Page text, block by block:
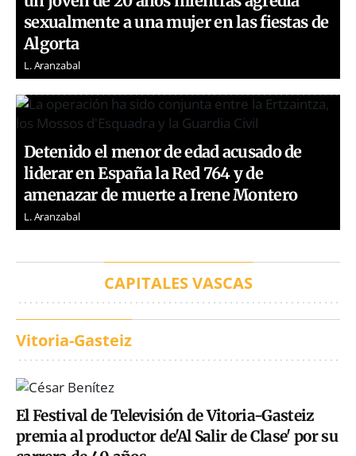
sexualmente a una mujer en las fiestas de
Algorta
L. Aranzabal
Detenido el menor de edad acusado de
liderar en España la Red 764 y de
amenazar de muerte a Irene Montero
L. Aranzabal
CAPITALES VASCAS
Vitoria-Gasteiz
El Festival de Televisión de Vitoria-Gasteiz
premia al productor de'Al Salir de Clase' por su